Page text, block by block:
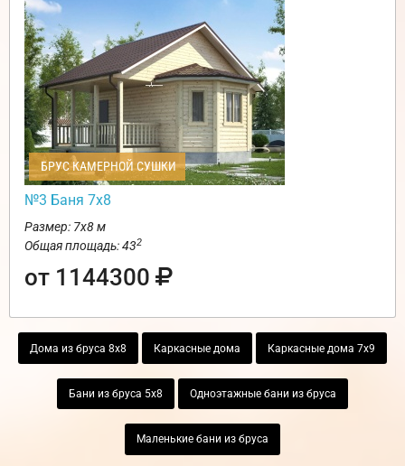
БРУС КАМЕРНОЙ СУШКИ
№3 Баня 7х8
Размер: 7х8 м
Общая площадь: 432
от 1144300
Дома из бруса 8х8 Каркасные дома Каркасные дома 7х9
Бани из бруса 5х8 Одноэтажные бани из бруса
Маленькие бани из бруса